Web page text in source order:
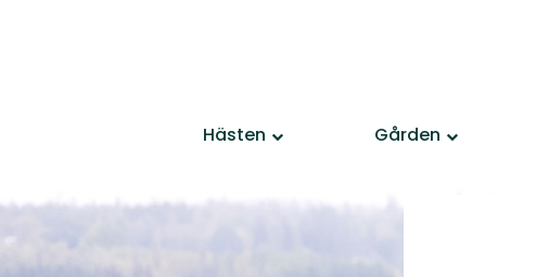
Hästen Gården